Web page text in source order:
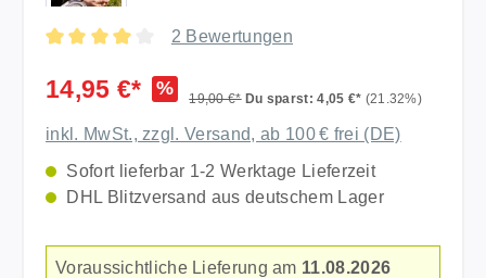
2 Bewertungen
14,95 €* % 19,00 €* Du sparst: 4,05 €* (21.32%)
inkl. MwSt., zzgl. Versand, ab 100 € frei (DE)
Sofort lieferbar 1-2 Werktage Lieferzeit
DHL Blitzversand aus deutschem Lager
Voraussichtliche Lieferung am 11.08.2026